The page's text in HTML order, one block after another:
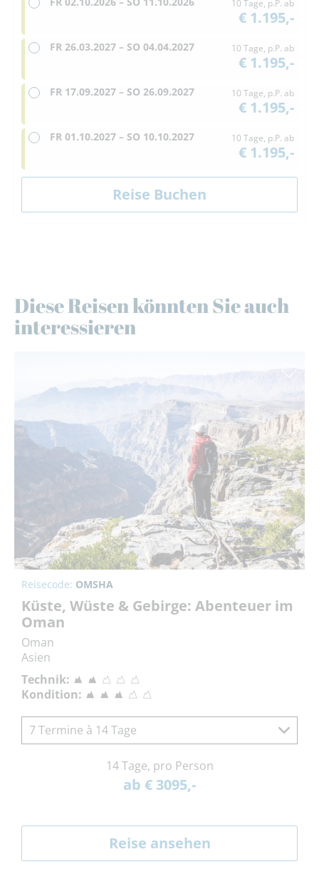
10 Tage, p.P. ab
€ 1.195,-
FR 26.03.2027 – SO 04.04.2027 10 Tage, p.P. ab
€ 1.195,-
FR 17.09.2027 – SO 26.09.2027 10 Tage, p.P. ab
€ 1.195,-
FR 01.10.2027 – SO 10.10.2027 10 Tage, p.P. ab
€ 1.195,-
Diese Reisen könnten Sie auch
interessieren
Reisecode: OMSHA
Küste, Wüste & Gebirge: Abenteuer im
Oman
Oman
Asien
Technik:
Kondition:
7 Termine à 14 Tage
14 Tage, pro Person
ab € 3095,-
Reise ansehen